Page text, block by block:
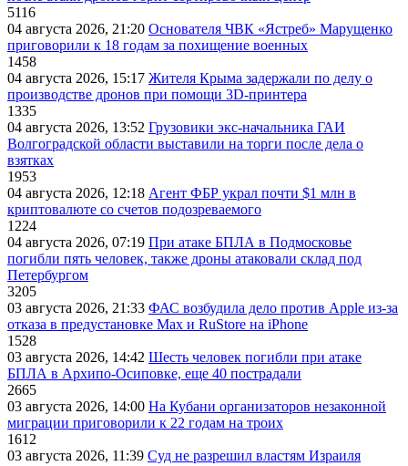
5116
04 августа 2026, 21:20 Основателя ЧВК «Ястреб» Марущенко
приговорили к 18 годам за похищение военных
1458
04 августа 2026, 15:17 Жителя Крыма задержали по делу о
производстве дронов при помощи 3D‑принтера
1335
04 августа 2026, 13:52 Грузовики экс-начальника ГАИ
Волгоградской области выставили на торги после дела о
взятках
1953
04 августа 2026, 12:18 Агент ФБР украл почти $1 млн в
криптовалюте со счетов подозреваемого
1224
04 августа 2026, 07:19 При атаке БПЛА в Подмосковье
погибли пять человек, также дроны атаковали склад под
Петербургом
3205
03 августа 2026, 21:33 ФАС возбудила дело против Apple из-за
отказа в предустановке Max и RuStore на iPhone
1528
03 августа 2026, 14:42 Шесть человек погибли при атаке
БПЛА в Архипо-Осиповке, еще 40 пострадали
2665
03 августа 2026, 14:00 На Кубани организаторов незаконной
миграции приговорили к 22 годам на троих
1612
03 августа 2026, 11:39 Суд не разрешил властям Израиля